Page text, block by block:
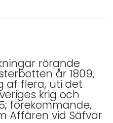
rörande
år 1809,
af flera, uti det
krig och
förekommande,
Affären vid Säfvar